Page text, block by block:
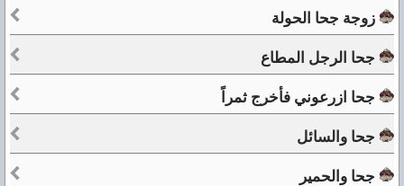
زوجة جحا الحولة
جحا الرجل المطاع
جحا ازرعوني فأخرج ثمراً
جحا والسائل
جحا والحمير